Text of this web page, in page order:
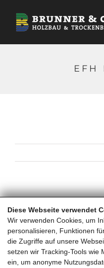
Diese Webseite verwendet
Wir verwenden Cookies, um
personalisieren, Funktionen
die Zugriffe auf unsere
setzen wir Tracking-Tools wie
ein, um anonyme
Inhalt
springen
EFH